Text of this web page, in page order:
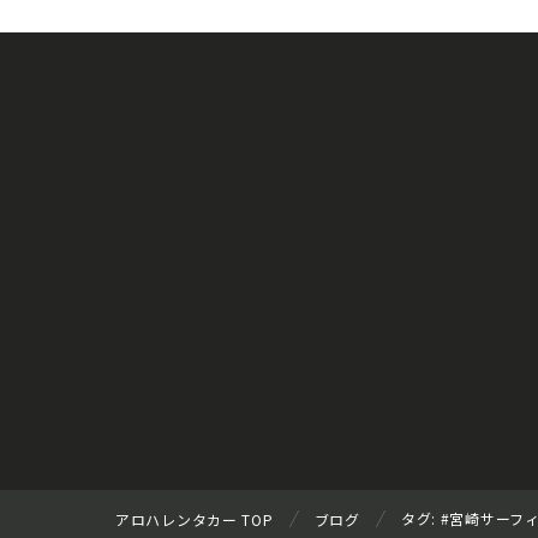
アロハレンタカー TOP ブログ タグ: #宮崎サーフ